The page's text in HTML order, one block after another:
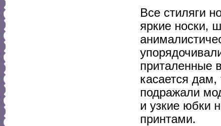
Все стиляги
яркие носки,
приталенные
касается
подражали
и узкие юбки
принтами.